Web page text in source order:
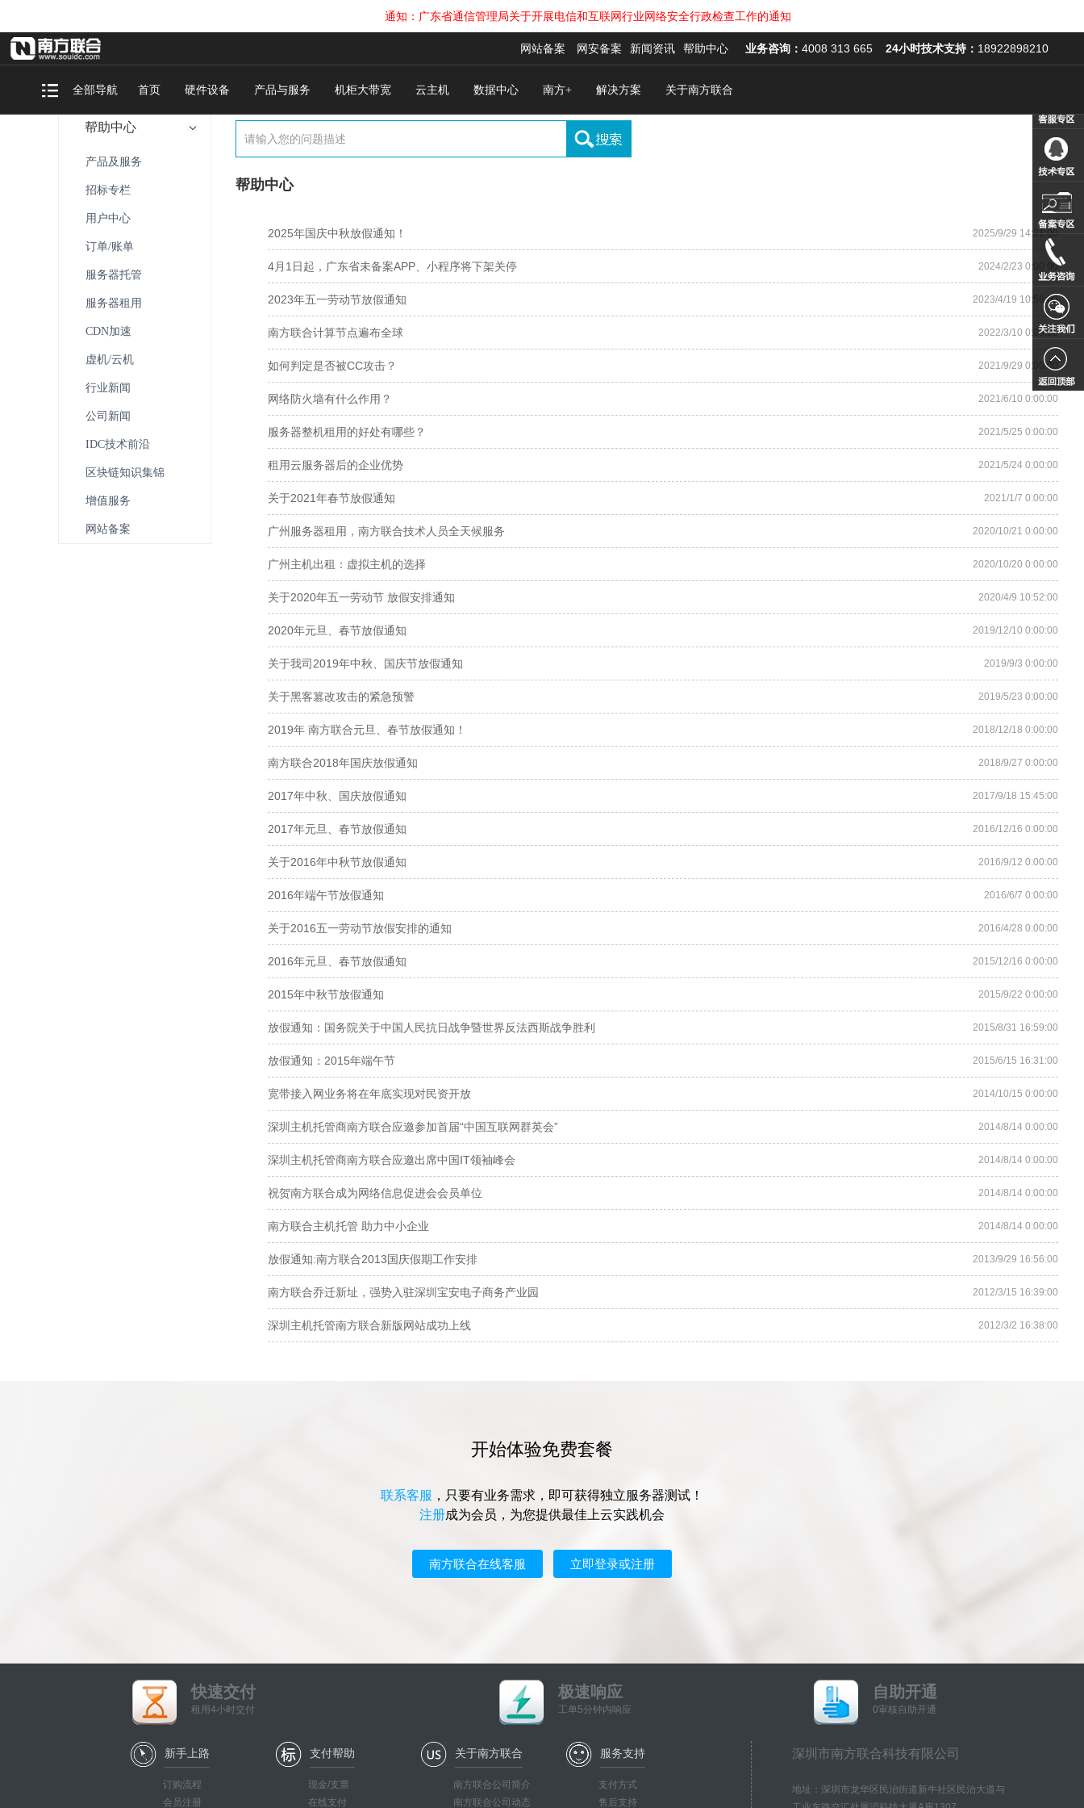
通知：广东省通信管理局关于开展电信和互联网行业网络安全行政检查工作的通知
网站备案 网安备案 新闻资讯 帮助中心 业务咨询： 4008 313 665 24小时技术支持： 18922898210
全部导航 首页 硬件设备 产品与服务 机柜大带宽 云主机 数据中心 南方+ 解决方案 关于南方联合
帮助中心
产品及服务
招标专栏
用户中心
订单/账单
服务器托管
服务器租用
CDN加速
虚机/云机
行业新闻
公司新闻
IDC技术前沿
区块链知识集锦
增值服务
网站备案
帮助中心
2025/9/29 14:31:00
2025年国庆中秋放假通知！
2024/2/23 0:00:00
4月1日起，广东省未备案APP、小程序将下架关停
2023/4/19 10:56:00
2023年五一劳动节放假通知
2022/3/10 0:00:00
南方联合计算节点遍布全球
2021/9/29 0:00:00
如何判定是否被CC攻击？
2021/6/10 0:00:00
网络防火墙有什么作用？
2021/5/25 0:00:00
服务器整机租用的好处有哪些？
2021/5/24 0:00:00
租用云服务器后的企业优势
2021/1/7 0:00:00
关于2021年春节放假通知
2020/10/21 0:00:00
广州服务器租用，南方联合技术人员全天候服务
2020/10/20 0:00:00
广州主机出租：虚拟主机的选择
2020/4/9 10:52:00
关于2020年五一劳动节 放假安排通知
2019/12/10 0:00:00
2020年元旦、春节放假通知
2019/9/3 0:00:00
关于我司2019年中秋、国庆节放假通知
2019/5/23 0:00:00
关于黑客篡改攻击的紧急预警
2018/12/18 0:00:00
2019年 南方联合元旦、春节放假通知！
2018/9/27 0:00:00
南方联合2018年国庆放假通知
2017/9/18 15:45:00
2017年中秋、国庆放假通知
2016/12/16 0:00:00
2017年元旦、春节放假通知
2016/9/12 0:00:00
关于2016年中秋节放假通知
2016/6/7 0:00:00
2016年端午节放假通知
2016/4/28 0:00:00
关于2016五一劳动节放假安排的通知
2015/12/16 0:00:00
2016年元旦、春节放假通知
2015/9/22 0:00:00
2015年中秋节放假通知
2015/8/31 16:59:00
放假通知：国务院关于中国人民抗日战争暨世界反法西斯战争胜利
2015/6/15 16:31:00
放假通知：2015年端午节
2014/10/15 0:00:00
宽带接入网业务将在年底实现对民资开放
2014/8/14 0:00:00
深圳主机托管商南方联合应邀参加首届“中国互联网群英会”
2014/8/14 0:00:00
深圳主机托管商南方联合应邀出席中国IT领袖峰会
2014/8/14 0:00:00
祝贺南方联合成为网络信息促进会会员单位
2014/8/14 0:00:00
南方联合主机托管 助力中小企业
2013/9/29 16:56:00
放假通知:南方联合2013国庆假期工作安排
2012/3/15 16:39:00
南方联合乔迁新址，强势入驻深圳宝安电子商务产业园
2012/3/2 16:38:00
深圳主机托管南方联合新版网站成功上线
开始体验免费套餐
联系客服 ，只要有业务需求，即可获得独立服务器测试！
注册成为会员，为您提供最佳上云实践机会
南方联合在线客服 立即登录或注册
快速交付
租用4小时交付
极速响应
工单5分钟内响应
自助开通
0审核自助开通
新手上路
订购流程
会员注册
支付帮助
现金/支票
在线支付
关于南方联合
南方联合公司简介
南方联合公司动态
服务支持
支付方式
售后支持
深圳市南方联合科技有限公司
地址：深圳市龙华区民治街道新牛社区民治大道与